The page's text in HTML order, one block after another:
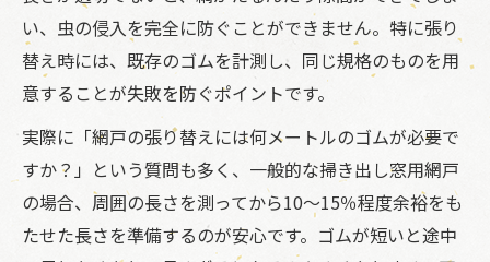
い、虫の侵入を完全に防ぐことができません。特に張り
替え時には、既存のゴムを計測し、同じ規格のものを用
意することが失敗を防ぐポイントです。
実際に「網戸の張り替えには何メートルのゴムが必要で
すか？」という質問も多く、一般的な掃き出し窓用網戸
の場合、周囲の長さを測ってから10～15％程度余裕をも
たせた長さを準備するのが安心です。ゴムが短いと途中